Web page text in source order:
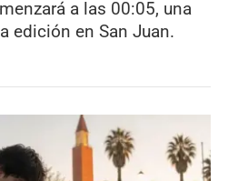
a las 00:05, una
edición en San Juan.